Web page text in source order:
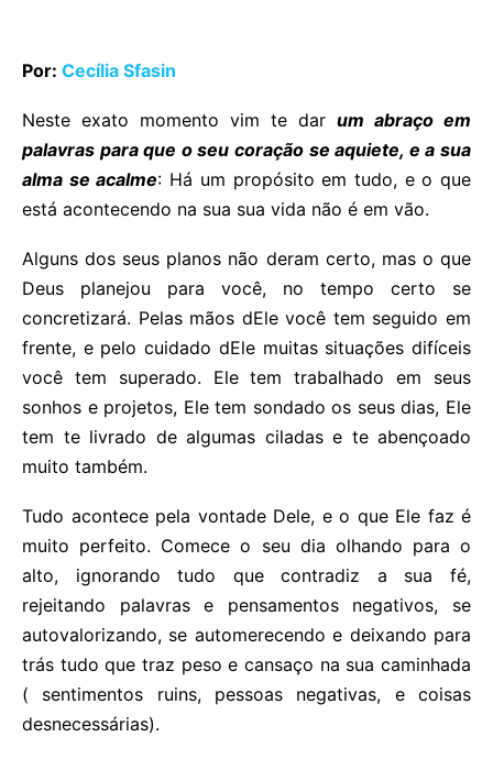
Por: Cecília Sfasin
Neste exato momento vim te dar um abraço em
palavras para que o seu coração se aquiete, e a sua
alma se acalme: Há um propósito em tudo, e o que
está acontecendo na sua sua vida não é em vão.
Alguns dos seus planos não deram certo, mas o que
Deus planejou para você, no tempo certo se
concretizará. Pelas mãos dEle você tem seguido em
frente, e pelo cuidado dEle muitas situações difíceis
você tem superado. Ele tem trabalhado em seus
sonhos e projetos, Ele tem sondado os seus dias, Ele
tem te livrado de algumas ciladas e te abençoado
muito também.
Tudo acontece pela vontade Dele, e o que Ele faz é
muito perfeito. Comece o seu dia olhando para o
alto, ignorando tudo que contradiz a sua fé,
rejeitando palavras e pensamentos negativos, se
autovalorizando, se automerecendo e deixando para
trás tudo que traz peso e cansaço na sua caminhada
( sentimentos ruins, pessoas negativas, e coisas
desnecessárias).